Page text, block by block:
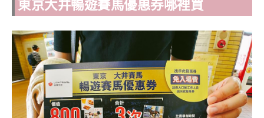
東京大井暢遊賽馬優惠券哪裡買